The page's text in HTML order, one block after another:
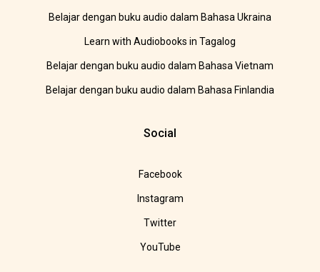
Belajar dengan buku audio dalam Bahasa Ukraina
Learn with Audiobooks in Tagalog
Belajar dengan buku audio dalam Bahasa Vietnam
Belajar dengan buku audio dalam Bahasa Finlandia
Social
Facebook
Instagram
Twitter
YouTube